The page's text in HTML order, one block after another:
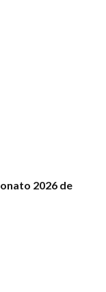
2026 de